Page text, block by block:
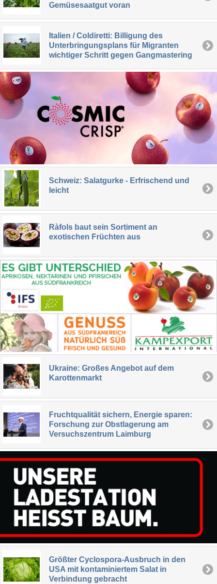
Gemüsesaatgut voran
Italien / Coldiretti: Billigung des
Unterbringungsplans für Migranten
wichtiger Schritt gegen Gangmastering
Schweiz: Salatgurke - Erfrischend und
leicht
Ràfols baut sein Sortiment an
exotischen Früchten aus
Ukraine: Großes Angebot auf dem
Karottenmarkt
Fruchtqualität sichern, Energie sparen:
Forschung zur Obstlagerung am
Versuchszentrum Laimburg
Größter Cyclospora-Ausbruch in den
USA mit kontaminiertem Salat in
Verbindung gebracht